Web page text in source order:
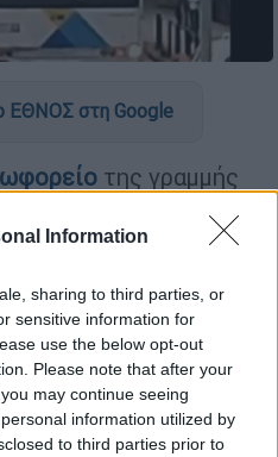
Information
sharing to third parties, or
sensitive information for
use the below opt-out
Please note that after your
may continue seeing
information utilized by
to third parties prior to
ΕΘΝΟΣ στη Google
της γραμμής
Ζωγράφου
το
ήταν γεμάτο
Πανεπιστημιούπολη
πολλοί φοιτητές